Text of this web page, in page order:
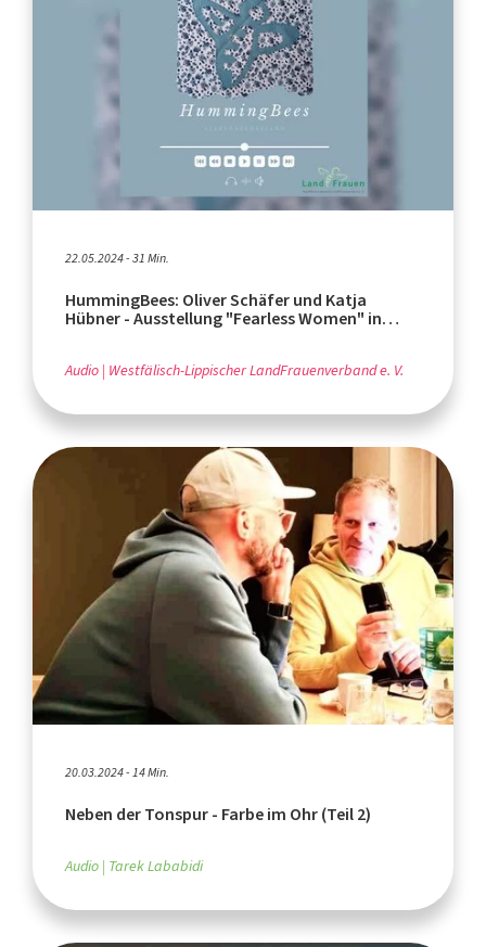
22.05.2024 - 31 Min.
HummingBees: Oliver Schäfer und Katja
Hübner - Ausstellung "Fearless Women" in
Audio Westfälisch-Lippischer LandFrauenverband e. V.
20.03.2024 - 14 Min.
Neben der Tonspur - Farbe im Ohr (Teil 2)
Audio Tarek Lababidi